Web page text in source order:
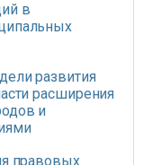
в
развития
расширения
и
правовых